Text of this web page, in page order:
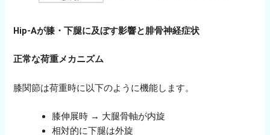
Hip-Aが膝・下腿に及ぼす影響と腓骨神経症状
正常な荷重メカニズム
膝関節は荷重時に以下のように機能します。
膝伸展時 → 大腿骨軸が内旋
相対的に下腿は外旋